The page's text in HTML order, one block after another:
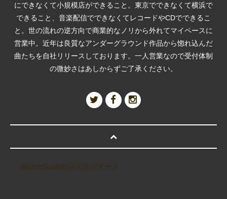
にできなくて小規模店ができること。東京でできなくて横浜で
できること、音楽配信でできなくてレコードやCDでできるこ
と。世の流れの逆方向で商業的なノリから外れてマイペースに
営業中。近年は良質なアンダーグラウンド作品から惚れ込んだ
曲たちを自社リリースしております。一人営業なので受付体制
の微妙さはあしからずご了承ください。
@LocoSoul045さんのツイート